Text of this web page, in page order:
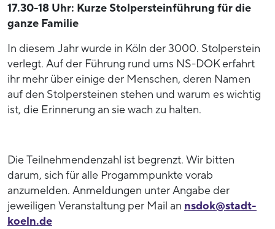
17.30-18 Uhr: Kurze Stolpersteinführung für die
ganze Familie
In diesem Jahr wurde in Köln der 3000. Stolperstein
verlegt. Auf der Führung rund ums NS-DOK erfahrt
ihr mehr über einige der Menschen, deren Namen
auf den Stolpersteinen stehen und warum es wichtig
ist, die Erinnerung an sie wach zu halten.
Die Teilnehmendenzahl ist begrenzt. Wir bitten
darum, sich für alle Progammpunkte vorab
anzumelden. Anmeldungen unter Angabe der
jeweiligen Veranstaltung per Mail an nsdok@stadt-
koeln.de